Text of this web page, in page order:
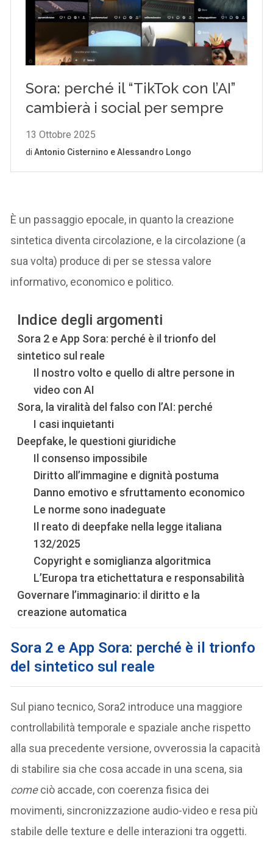
È un passaggio epocale, in quanto la creazione
sintetica diventa circolazione, e la circolazione (a
sua volta) produce di per se stessa valore
informativo, economico e politico.
Indice degli argomenti
Sora 2 e App Sora: perché è il trionfo del
sintetico sul reale
Il nostro volto e quello di altre persone in
video con AI
Sora, la viralità del falso con l’AI: perché
I casi inquietanti
Deepfake, le questioni giuridiche
Il consenso impossibile
Diritto all’immagine e dignità postuma
Danno emotivo e sfruttamento economico
Le norme sono inadeguate
Il reato di deepfake nella legge italiana
132/2025
Copyright e somiglianza algoritmica
L’Europa tra etichettatura e responsabilità
Governare l’immaginario: il diritto e la
creazione automatica
Sora 2 e App Sora: perché è il trionfo
del sintetico sul reale
Sul piano tecnico, Sora2 introduce una maggiore
controllabilità temporale e spaziale anche rispetto
alla sua precedente versione, ovverossia la capacità
di stabilire sia che cosa accade in una scena, sia
comeciò accade, con coerenza fisica dei
movimenti, sincronizzazione audio-video e resa più
stabile delle texture e delle interazioni tra oggetti.